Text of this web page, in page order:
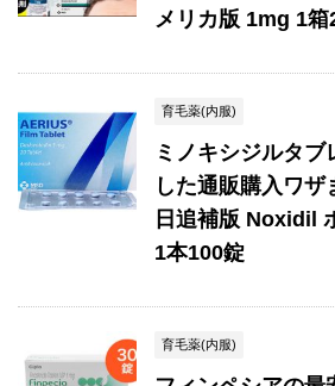
メリカ版 1mg 1箱
育毛薬(内服)
ミノキシジルタ
した通販購入ワ
日追補版 Noxidil
1本100錠
育毛薬(内服)